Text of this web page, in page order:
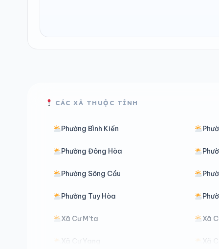
CÁC XÃ THUỘC TỈNH
Phường Bình Kiến
Phường Đông Hòa
Phường Sông Cầu
Phường Tuy Hòa
Xã Cư M’ta Xã
Xã Cư Yang Xã